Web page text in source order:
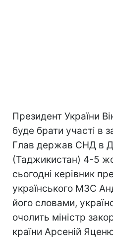
Президент України
буде брати участі в
Глав держав СНД в
(Таджикистан) 4-5
сьогодні керівник
українського МЗС
його словами,
очолить міністр
країни Арсеній